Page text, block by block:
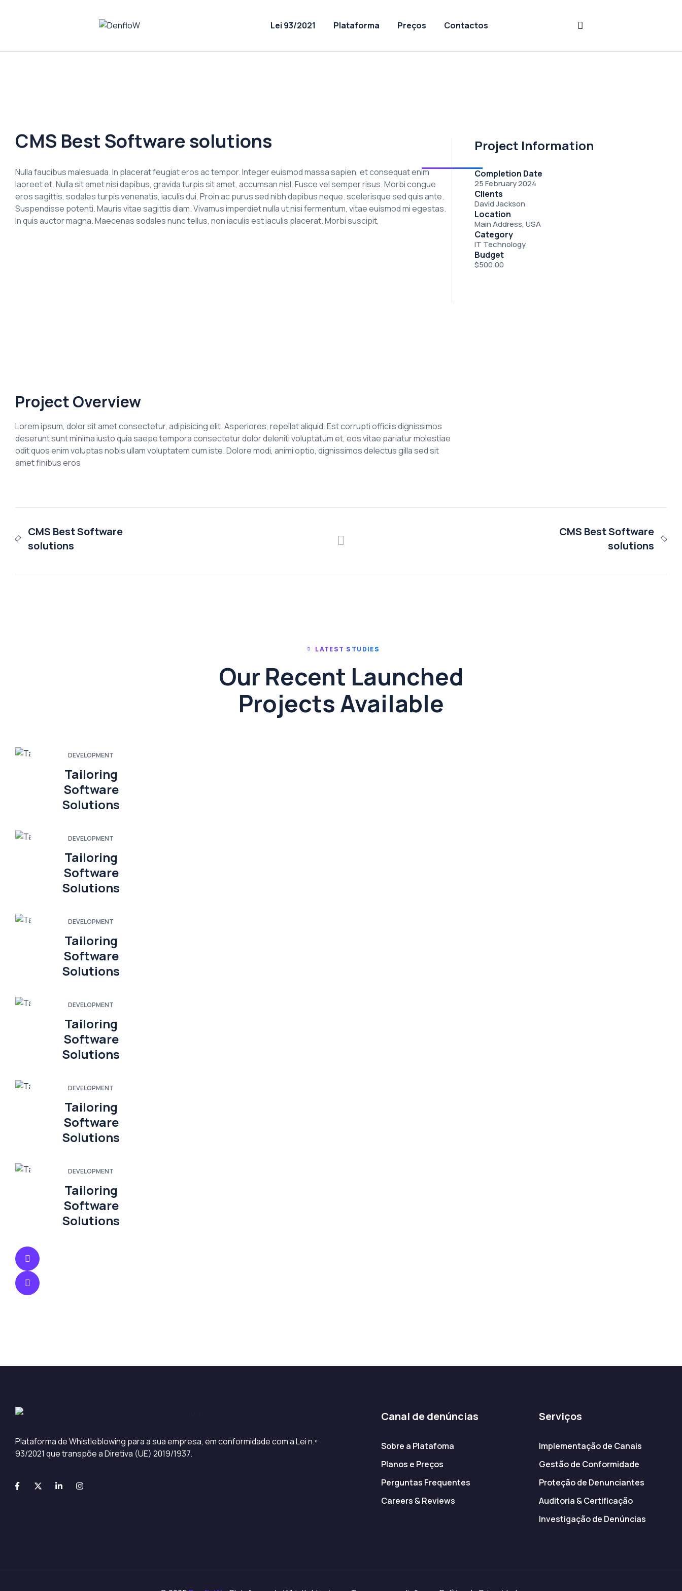
Lei 93/2021 Plataforma Preços Contactos
CMS Best Software solutions
Nulla faucibus malesuada. In placerat feugiat eros ac tempor. Integer euismod massa sapien, et consequat enim
laoreet et. Nulla sit amet nisi dapibus, gravida turpis sit amet, accumsan nisl. Fusce vel semper risus. Morbi congue
eros sagittis, sodales turpis venenatis, iaculis dui. Proin ac purus sed nibh dapibus neque. scelerisque sed quis ante.
Suspendisse potenti. Mauris vitae sagittis diam. Vivamus imperdiet nulla ut nisi fermentum, vitae euismod mi egestas.
In quis auctor magna. Maecenas sodales nunc tellus, non iaculis est iaculis placerat. Morbi suscipit,
Project Overview
Lorem ipsum, dolor sit amet consectetur, adipisicing elit. Asperiores, repellat aliquid. Est corrupti officiis dignissimos
deserunt sunt minima iusto quia saepe tempora consectetur dolor deleniti voluptatum et, eos vitae pariatur molestiae
odit quos enim voluptas nobis ullam voluptatem cum iste. Dolore modi, animi optio, dignissimos delectus gilla sed sit
amet finibus eros
Project Information
Completion Date
25 February 2024
Clients
David Jackson
Location
Main Address, USA
Category
IT Technology
Budget
$500.00
CMS Best Software
solutions
CMS Best Software
solutions
LATEST STUDIES
Our Recent Launched
Projects Available
DEVELOPMENT
Tailoring
Software
Solutions
DEVELOPMENT
Tailoring
Software
Solutions
DEVELOPMENT
Tailoring
Software
Solutions
DEVELOPMENT
Tailoring
Software
Solutions
DEVELOPMENT
Tailoring
Software
Solutions
DEVELOPMENT
Tailoring
Software
Solutions
Plataforma de Whistleblowing para a sua empresa, em conformidade com a Lei n.º
93/2021 que transpõe a Diretiva (UE) 2019/1937.
Canal de denúncias
Sobre a Platafoma
Planos e Preços
Perguntas Frequentes
Careers & Reviews
Serviços
Implementação de Canais
Gestão de Conformidade
Proteção de Denunciantes
Auditoria & Certificação
Investigação de Denúncias